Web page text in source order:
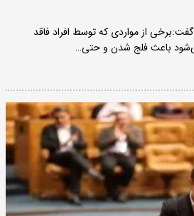
از مواردی که توسط افراد فاقد
باعث فلج شدن و حتی…